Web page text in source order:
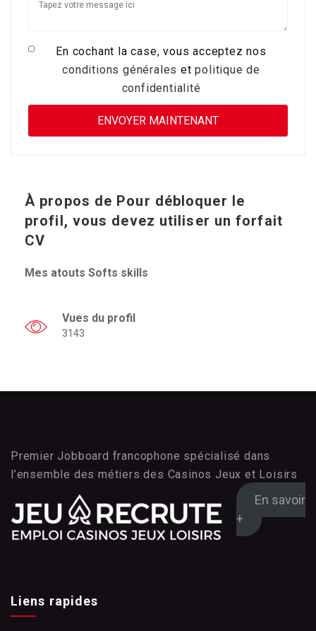
En cochant la case, vous acceptez nos
conditions générales etpolitique de
confidentialité
À propos de Pour débloquer le
profil, vous devez utiliser un forfait
CV
Mes atouts Softs skills
Vues du profil
3143
Premier Jobboard francophone spécialisé dans
l’ensemble des métiers des Casinos Jeux et Loisirs
En savoir
+
Liens rapides